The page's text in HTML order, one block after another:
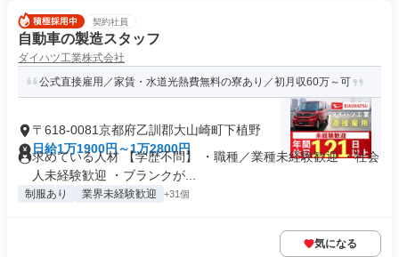
契約社員
自動車の製造スタッフ
ダイハツ工業株式会社
公式直接雇用／家賃・水道光熱費無料の寮あり／初月収60万～可
〒618-0081京都府乙訓郡大山崎町下植野
日給1万1900円～1万2800円
求めている人材 【学歴不問】 ・職種／業種未経験歓迎 ・社会
人未経験歓迎 ・ブランクが...
制服あり 業界未経験歓迎 +31個
気になる